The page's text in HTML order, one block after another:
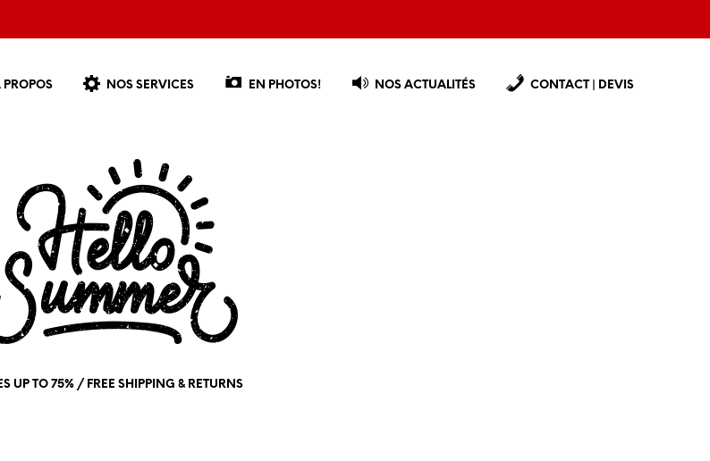
PROPOS NOS SERVICES EN PHOTOS! NOS ACTUALITÉS CONTACT | DEVIS
UP TO 75% / FREE SHIPPING & RETURNS